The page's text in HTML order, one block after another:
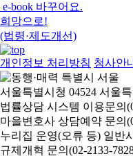
e-book 바꾸어요.
희망으로!
(법령·제도개선)
개인정보 처리방침 청사안
서울특별시청 04524 서울
법률상담 시스템 이용문의
마을변호사 상담예약 문의
누리집 운영(오류 등) 일반
규제개혁 문의(02-2133-